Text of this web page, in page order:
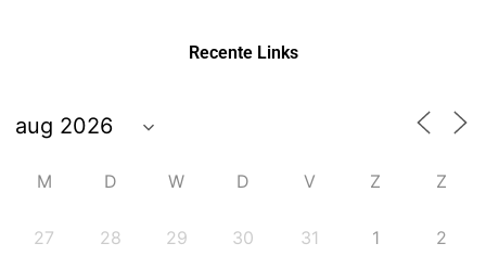
Recente Links
M D W D V Z Z
27 28 29 30 31 1 2